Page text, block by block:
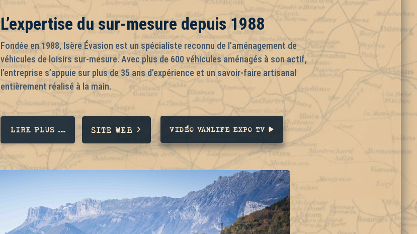
L’expertise du sur-mesure depuis 1988
Fondée en 1988, Isère Évasion est un spécialiste reconnu de l’aménagement de
véhicules de loisirs sur-mesure. Avec plus de 600 véhicules aménagés à son actif,
l’entreprise s’appuie sur plus de 35 ans d’expérience et un savoir-faire artisanal
entièrement réalisé à la main.
LIRE PLUS ... SITE WEB VIDÉO VANLIFE EXPO TV